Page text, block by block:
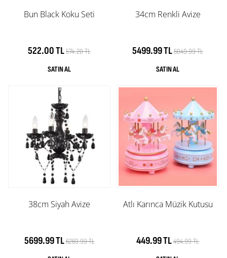
Bun Black Koku Seti
522.00 TL574.20 TL
34cm Renkli Avize
5499.99 TL6049.99 TL
38cm Siyah Avize
5699.99 TL6269.99 TL
Atlı Karınca Müzik Kutusu
449.99 TL494.99 TL